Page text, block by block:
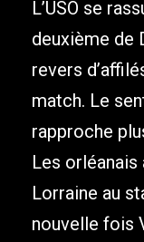
L’USO se
deuxième de
revers
match. Le
rapproche
Les orléanais
Lorraine au
nouvelle fois